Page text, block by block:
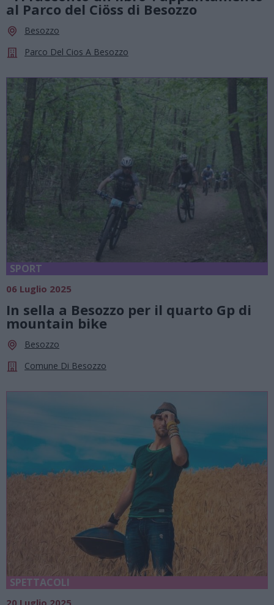
al Parco del Ciöss di Besozzo
Besozzo
Parco Del Cios A Besozzo
SPORT
06 Luglio 2025
In sella a Besozzo per il quarto Gp di
mountain bike
Besozzo
Comune Di Besozzo
SPETTACOLI
20 Luglio 2025